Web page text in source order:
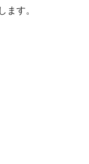
す。